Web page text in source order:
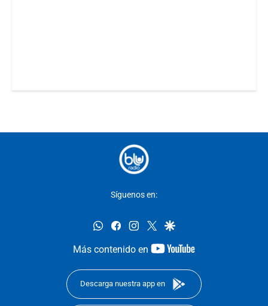
Síguenos en:
whatsappfacebookinstagram
twittergoogle
Más contenido en
youtube-
Descarga nuestra app en